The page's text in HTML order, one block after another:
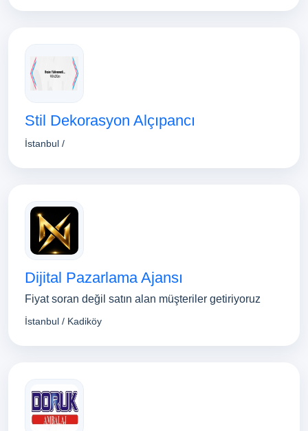
Stil Dekorasyon Alçıpancı
İstanbul /
Dijital Pazarlama Ajansı
Fiyat soran değil satın alan müşteriler getiriyoruz
İstanbul / Kadiköy